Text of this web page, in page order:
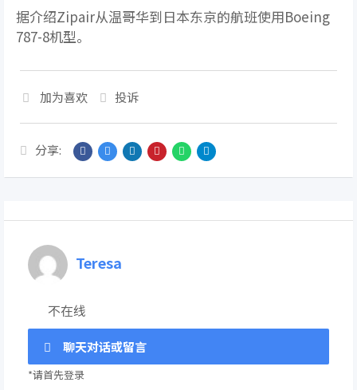
据介绍Zipair从温哥华到日本东京的航班使用Boeing
787-8机型。
加为喜欢 投诉
分享:
Teresa
不在线
聊天对话或留言
*请首先登录